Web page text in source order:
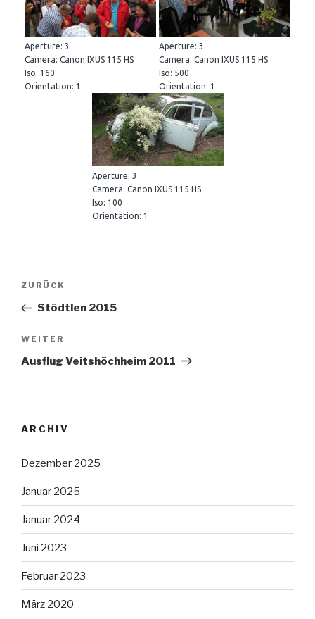
Aperture: 3
Camera: Canon IXUS 115 HS
Iso: 160
Orientation: 1
Aperture: 3
Camera: Canon IXUS 115 HS
Iso: 500
Orientation: 1
Aperture: 3
Camera: Canon IXUS 115 HS
Iso: 100
Orientation: 1
Beitragsnavigation
Vorheriger
Beitrag
ZURÜCK
Stödtlen 2015
Nächster
Beitrag
WEITER
Ausflug Veitshöchheim 2011
ARCHIV
Dezember 2025
Januar 2025
Januar 2024
Juni 2023
Februar 2023
März 2020